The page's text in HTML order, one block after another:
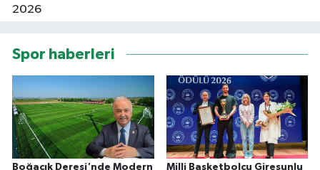
Spor haberleri
Boğacık Deresi'nde Modern
Milli Basketbolcu Giresunlu